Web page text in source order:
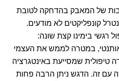
של המאבק בהדחקה לטובת
קונפליקטים לא מודעים.
רגשי בימינו קצת שונה:
אותנטי, במטרה לממש את העצמי
טיפולית שמסייעת באינטגרציה
עם זה. הדגש ניתן הרבה פחות